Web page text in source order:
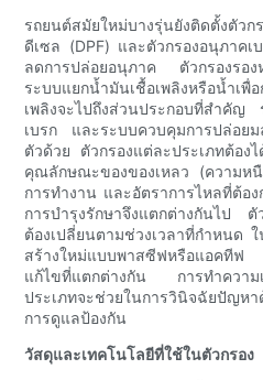
รถยนต์สมัยใหม่บางรุ่นยังติดตั้งตัว
ดีเซล (DPF) และตัวกรองอนุภาค
ลดการปล่อยอนุภาค ตัวกรองรอง
ระบบแยกน้ำมันเชื้อเพลิงหรือน้ำเ
เพลิงจะไปถึงส่วนประกอบที่สำคัญ
เบรก และระบบควบคุมการปล่อยม
ตัวด้วย ตัวกรองแต่ละประเภทต้อง
คุณลักษณะของของเหลว (ความ
การทำงาน และอัตราการไหลที่ต้อ
การบำรุงรักษาจึงแตกต่างกันไป
ต้องเปลี่ยนตามช่วงเวลาที่กำหนด
สร้างใหม่แบบพาสซีฟหรือแอคทีฟ
แก้ไขที่แตกต่างกัน การทำความเ
ประเภทจะช่วยในการวินิจฉัยปัญห
การดูแลป้องกัน
วัสดุและเทคโนโลยีที่ใช้ในตัวกรอง